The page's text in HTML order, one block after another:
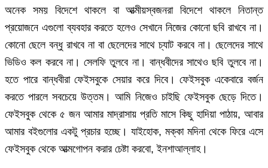
অনেক সময় বিদেশে থাকলে বা আত্মীয়স্বজনরা বিদেশে থাকলে নিতান্ত
প্রয়োজনে এগুলো ব্যবহার করতে হলেও সেখানে নিজের কোনো ছবি রাখবে না।
কোনো ছেলে বন্ধু রাখবে না বা ছেলেদের সাথে চ্যাট করবে না। ছেলেদের সাথে
ভিডিও কল করবে না। সেলফি তুলবে না। বান্ধবীদের সাথেও ছবি তুলবে না।
হতে পারে বান্ধবীরা ফেইসবুকে সেয়ার করে দিবে। ফেইসবুক একেবারে বর্জন
করতে পারলে সবচেয়ে উত্তম। আমি নিজেও চাইছি ফেইসবুক ছেড়ে দিতে।
ফেইসবুক থেকে ৫ জন আমার মাদ্রাসায় প্রতি মাসে কিছু হাদিয়া পাঠায়, আবার
আমার বইগুলোর একটু প্রচার হচ্ছে। যাইহোক, মক্কা মদিনা থেকে ফিরে এসে
ফেইসবুক থেকে আত্মগোপন করার চেষ্টা করবো, ইনশাআল্লাহ।